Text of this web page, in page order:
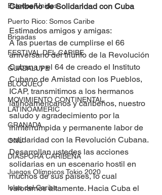
Estados Unidos
Puerto Rico: Somos Caribe
Brigadas
FESTIVAL DEL CARIBE
GUADALUPE
BLOQUEO
MOVIMIENTO CONTINENTAL
LATINOAMERIC
GRANADA
ONU
DIÁSPORA CARIBEÑA
Juegos Olímpicos Tokio 2020
Islas del Caribe
Caribeño de Solidaridad con Cuba
Estimados amigos y amigas:
A las puertas de cumplirse el 66
aniversario del triunfo de la Revolución
Cubana y el 64 de creado el Instituto
Cubano de Amistad con los Pueblos,
ICAP, transmitimos a los hermanos
latinoamericanos y caribeños, nuestro
saludo y agradecimiento por la
ininterrumpida y permanente labor de
solidaridad con la Revolución Cubana.
Desarrollan ustedes las acciones
solidarias en un escenario hostil en
muchos de sus países, lo cual
valoramos altamente. Hacia Cuba el